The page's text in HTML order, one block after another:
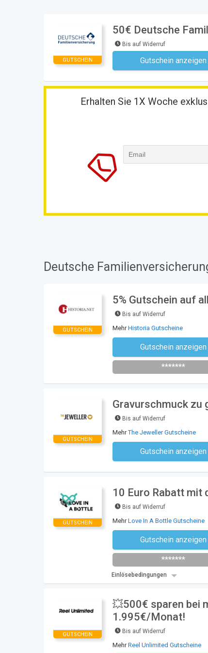
GUTSCHEIN
50€ Deutsche
Bis auf Widerruf
Gutschein anzeigen
Kein Code
Erhalten Sie 1X Woche
Deutsche
GUTSCHEIN
5% Gutschein auf
Bis auf Widerruf
MehrHistoria Gutscheine
Gutschein anzeigen
*******
GUTSCHEIN
Gravurschmuck zu
Bis auf Widerruf
MehrThe Jeweller Gutscheine
Gutschein anzeigen
Kein Code
GUTSCHEIN
10 Euro Rabatt mit
Bis auf Widerruf
MehrLove In A Bottle Gutscheine
Gutschein anzeigen
Newsletter des Shops
*******
Einlösebedingungen
GUTSCHEIN
💥500€ sparen bei
1.995€/Monat!
Bis auf Widerruf
MehrReel Unlimited Gutscheine